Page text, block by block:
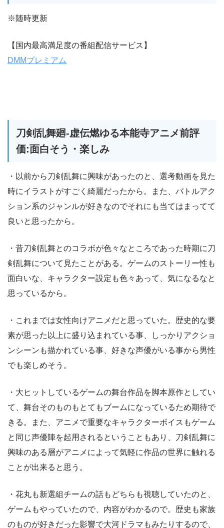
※随時更新
【国内最高満足度の番組配信サービス】
DMMプレミアム
刀剣乱舞廻-虚伝燃ゆる本能寺アニメ前評
価:面白そう・楽しみ
・以前から刀剣乱舞に興味があったのと、選考動画を見た
時にイラストがすごく綺麗だったから。また、バトルアク
ション系のジャンルが好きなのでそれにも当てはまってて
良いと思ったから。
・昔刀剣乱舞とのコラボが色々なところであった時期に刀
剣乱舞について見たことがある。ゲームのストーリー性も
面白いな、キャラクター設定も色々あって、気になるなと
思っているから。
・これまでは女性向けアニメだと思っていた。歴史的な要
素が思った以上に盛り込まれている事、しっかりアクショ
ンシーンも描かれている事、好きな声優がいる事から男性
でも楽しめそう。
・大ヒットしているゲームの舞台作品を脚本原作としてい
て、舞台そのものもとてもブームになっているため期待で
きる。また、アニメで重要なキャラクターボイスもゲーム
と同じ声優陣を起用されるということもあり、刀剣乱舞に
興味のある層がアニメによって気軽に作品の世界に触れる
ことが出来ると思う。
・花丸も新選組チームの話もどちらも視聴していたのと、
ゲームもやっていたので、内容がわかるので。歴史も家族
のものが好きだった影響で大河ドラマもみたりするので、